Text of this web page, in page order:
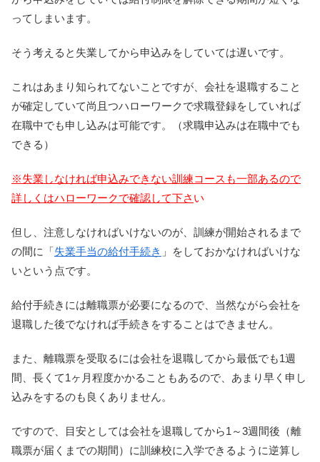
ってしまいます。
そう考えると失業してから申込みをしていては遅いです。
これはあまり知られてないことですが、会社を退職すること
が確定していて尚且つハローワークで求職登録をしていれば
在職中でも申し込みは可能です。（求職申込みは在職中でも
できる）
※失業しなければ申込みできない訓練コースも一部あるので
詳しくはハローワークで確認して下さ い
但し、注意しなければいけないのが、訓練が開始されるまで
の間に「失業手当の給付手続き 」をしておかなければいけな
いという点です。
給付手続きには離職票が必要になるので、当然ながら会社を
退職した後でなければ手続きをすることはできません。
また、離職票を受取るには会社を退職してから最低でも1週
間、長くて1ヶ月程度かかることもあるので、あまり早く申し
込みをするのも良くありません。
ですので、目安としては会社を退職してから1～3週間後（離
職票が届くまでの期間）に訓練校に入学できるように逆算し